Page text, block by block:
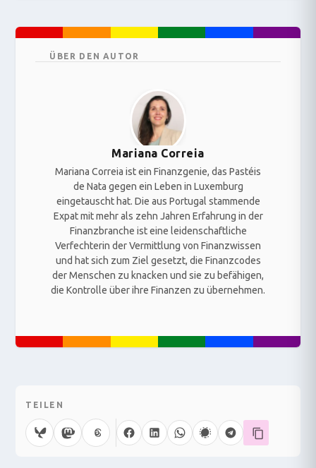
ÜBER DEN AUTOR
Mariana Correia
Mariana Correia ist ein Finanzgenie, das Pastéis
de Nata gegen ein Leben in Luxemburg
eingetauscht hat. Die aus Portugal stammende
Expat mit mehr als zehn Jahren Erfahrung in der
Finanzbranche ist eine leidenschaftliche
Verfechterin der Vermittlung von Finanzwissen
und hat sich zum Ziel gesetzt, die Finanzcodes
der Menschen zu knacken und sie zu befähigen,
die Kontrolle über ihre Finanzen zu übernehmen.
TEILEN